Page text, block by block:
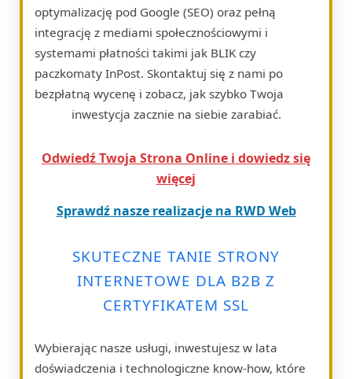
optymalizację pod Google (SEO) oraz pełną
integrację z mediami społecznościowymi i
systemami płatności takimi jak BLIK czy
paczkomaty InPost. Skontaktuj się z nami po
bezpłatną wycenę i zobacz, jak szybko Twoja
inwestycja zacznie na siebie zarabiać.
Odwiedź Twoja Strona Online i dowiedz się
więcej
Sprawdź nasze realizacje na RWD Web
SKUTECZNE TANIE STRONY
INTERNETOWE DLA B2B Z
CERTYFIKATEM SSL
Wybierając nasze usługi, inwestujesz w lata
doświadczenia i technologiczne know-how, które